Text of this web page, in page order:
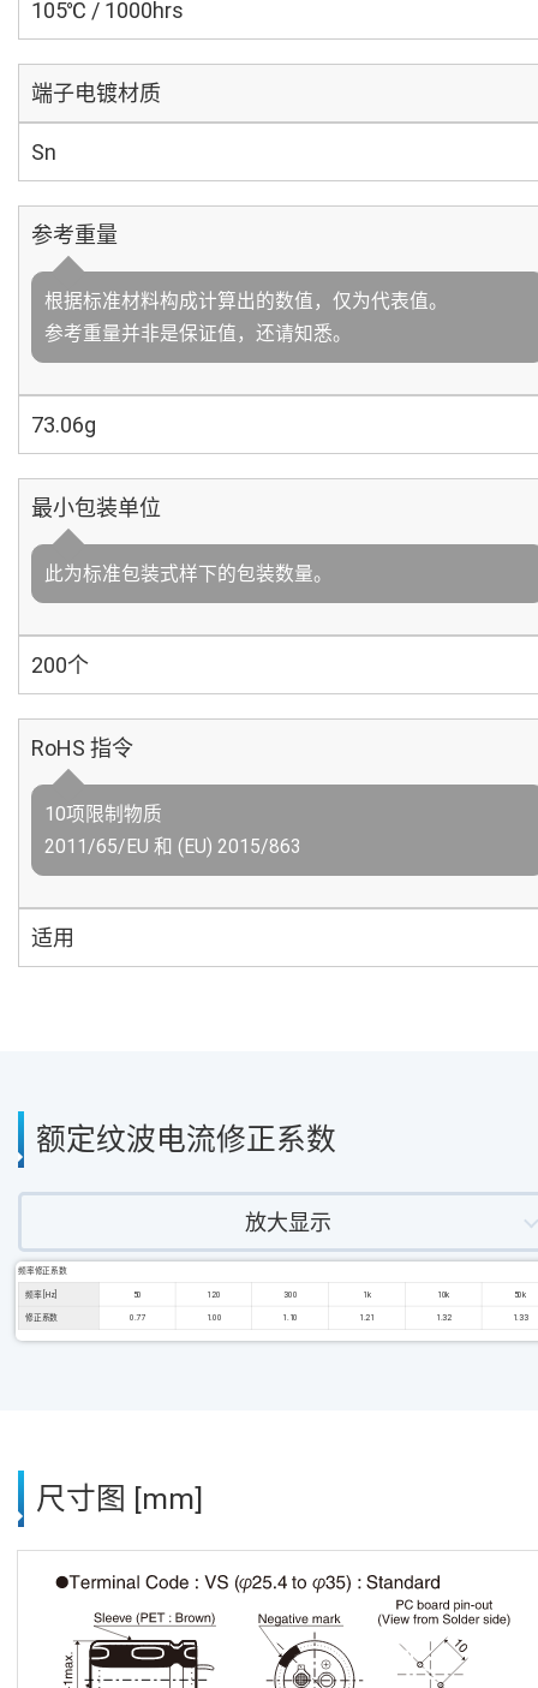
105℃ / 1000hrs
端子电镀材质
Sn
参考重量
根据标准材料构成计算出的数值，仅为代表值。
参考重量并非是保证值，还请知悉。
73.06g
最小包装单位
此为标准包装式样下的包装数量。
200个
RoHS 指令
10项限制物质
2011/65/EU 和 (EU) 2015/863
适用
额定纹波电流修正系数
放大显示
频率修正系数
频率 [Hz] 50 120 300 1k 10k 50k
修正系数 0.77 1.00 1.10 1.21 1.32 1.33
尺寸图 [mm]